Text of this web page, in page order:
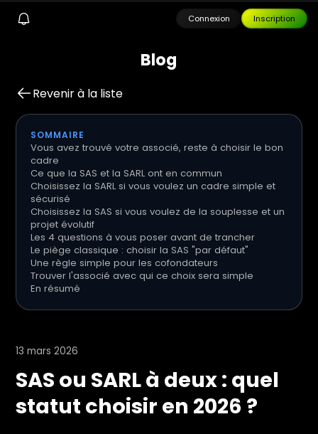
Connexion Inscription
Blog
Revenir à la liste
13 mars 2026
SAS ou SARL à deux : quel
statut choisir en 2026 ?
SOMMAIRE
Vous avez trouvé votre associé, reste à choisir le bon
cadre
Ce que la SAS et la SARL ont en commun
Choisissez la SARL si vous voulez un cadre simple et
sécurisé
Choisissez la SAS si vous voulez de la souplesse et un
projet évolutif
Les 4 questions à vous poser avant de trancher
Le piège classique : choisir la SAS "par défaut"
Une règle simple pour les cofondateurs
Trouver l'associé avec qui ce choix sera simple
En résumé